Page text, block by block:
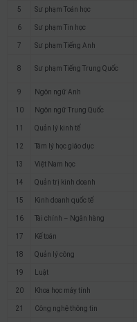
5 Sư phạm Toán học
6 Sư phạm Tin học
7 Sư phạm Tiếng Anh
8 Sư phạm Tiếng Trung Quốc
9 Ngôn ngữ Anh
10 Ngôn ngữ Trung Quốc
11 Quản lý kinh tế
12 Tâm lý học giáo dục
13 Việt Nam học
14 Quản trị kinh doanh
15 Kinh doanh quốc tế
16 Tài chính – Ngân hàng
17 Kế toán
18 Quản lý công
19 Luật
20 Khoa học máy tính
21 Công nghệ thông tin